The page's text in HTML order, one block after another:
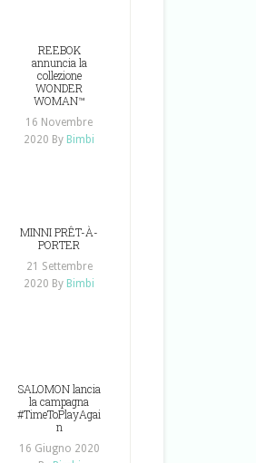
REEBOK
annuncia la
collezione
WONDER
WOMAN™
16 Novembre
2020 By Bimbi
MINNI PRÊT-À-
PORTER
21 Settembre
2020 By Bimbi
SALOMON lancia
la campagna
#TimeToPlayAgai
n
16 Giugno 2020